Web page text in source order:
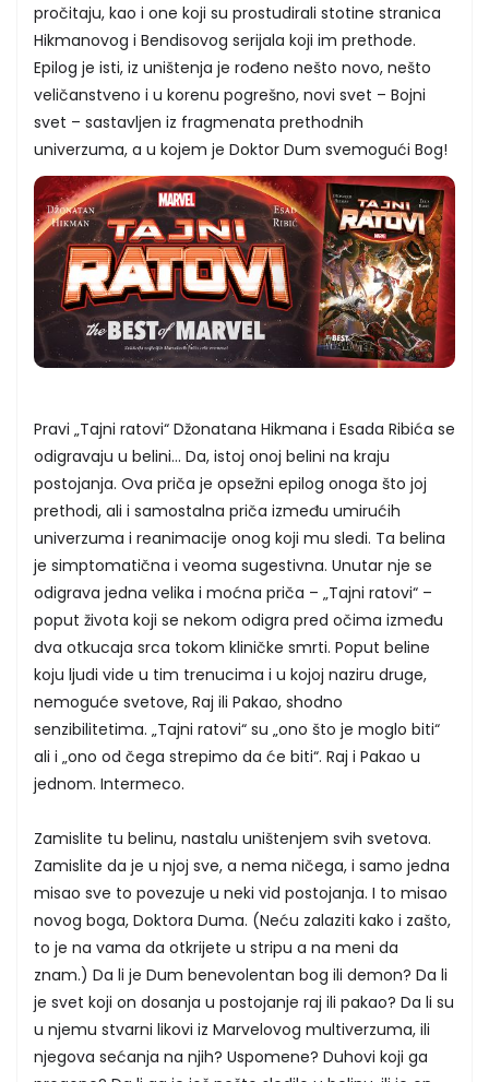
pročitaju, kao i one koji su prostudirali stotine stranica
Hikmanovog i Bendisovog serijala koji im prethode.
Epilog je isti, iz uništenja je rođeno nešto novo, nešto
veličanstveno i u korenu pogrešno, novi svet – Bojni
svet – sastavljen iz fragmenata prethodnih
univerzuma, a u kojem je Doktor Dum svemogući Bog!
Pravi „Tajni ratovi“ Džonatana Hikmana i Esada Ribića se
odigravaju u belini... Da, istoj onoj belini na kraju
postojanja. Ova priča je opsežni epilog onoga što joj
prethodi, ali i samostalna priča između umirućih
univerzuma i reanimacije onog koji mu sledi. Ta belina
je simptomatična i veoma sugestivna. Unutar nje se
odigrava jedna velika i moćna priča – „Tajni ratovi“ –
poput života koji se nekom odigra pred očima između
dva otkucaja srca tokom kliničke smrti. Poput beline
koju ljudi vide u tim trenucima i u kojoj naziru druge,
nemoguće svetove, Raj ili Pakao, shodno
senzibilitetima. „Tajni ratovi“ su „ono što je moglo biti“
ali i „ono od čega strepimo da će biti“. Raj i Pakao u
jednom. Intermeco.
Zamislite tu belinu, nastalu uništenjem svih svetova.
Zamislite da je u njoj sve, a nema ničega, i samo jedna
misao sve to povezuje u neki vid postojanja. I to misao
novog boga, Doktora Duma. (Neću zalaziti kako i zašto,
to je na vama da otkrijete u stripu a na meni da
znam.) Da li je Dum benevolentan bog ili demon? Da li
je svet koji on dosanja u postojanje raj ili pakao? Da li su
u njemu stvarni likovi iz Marvelovog multiverzuma, ili
njegova sećanja na njih? Uspomene? Duhovi koji ga